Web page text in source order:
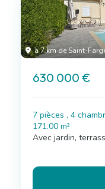
à 7 km de Saint-
630 000 €
7 pièces , 4
171.00 m²
Avec jardin,